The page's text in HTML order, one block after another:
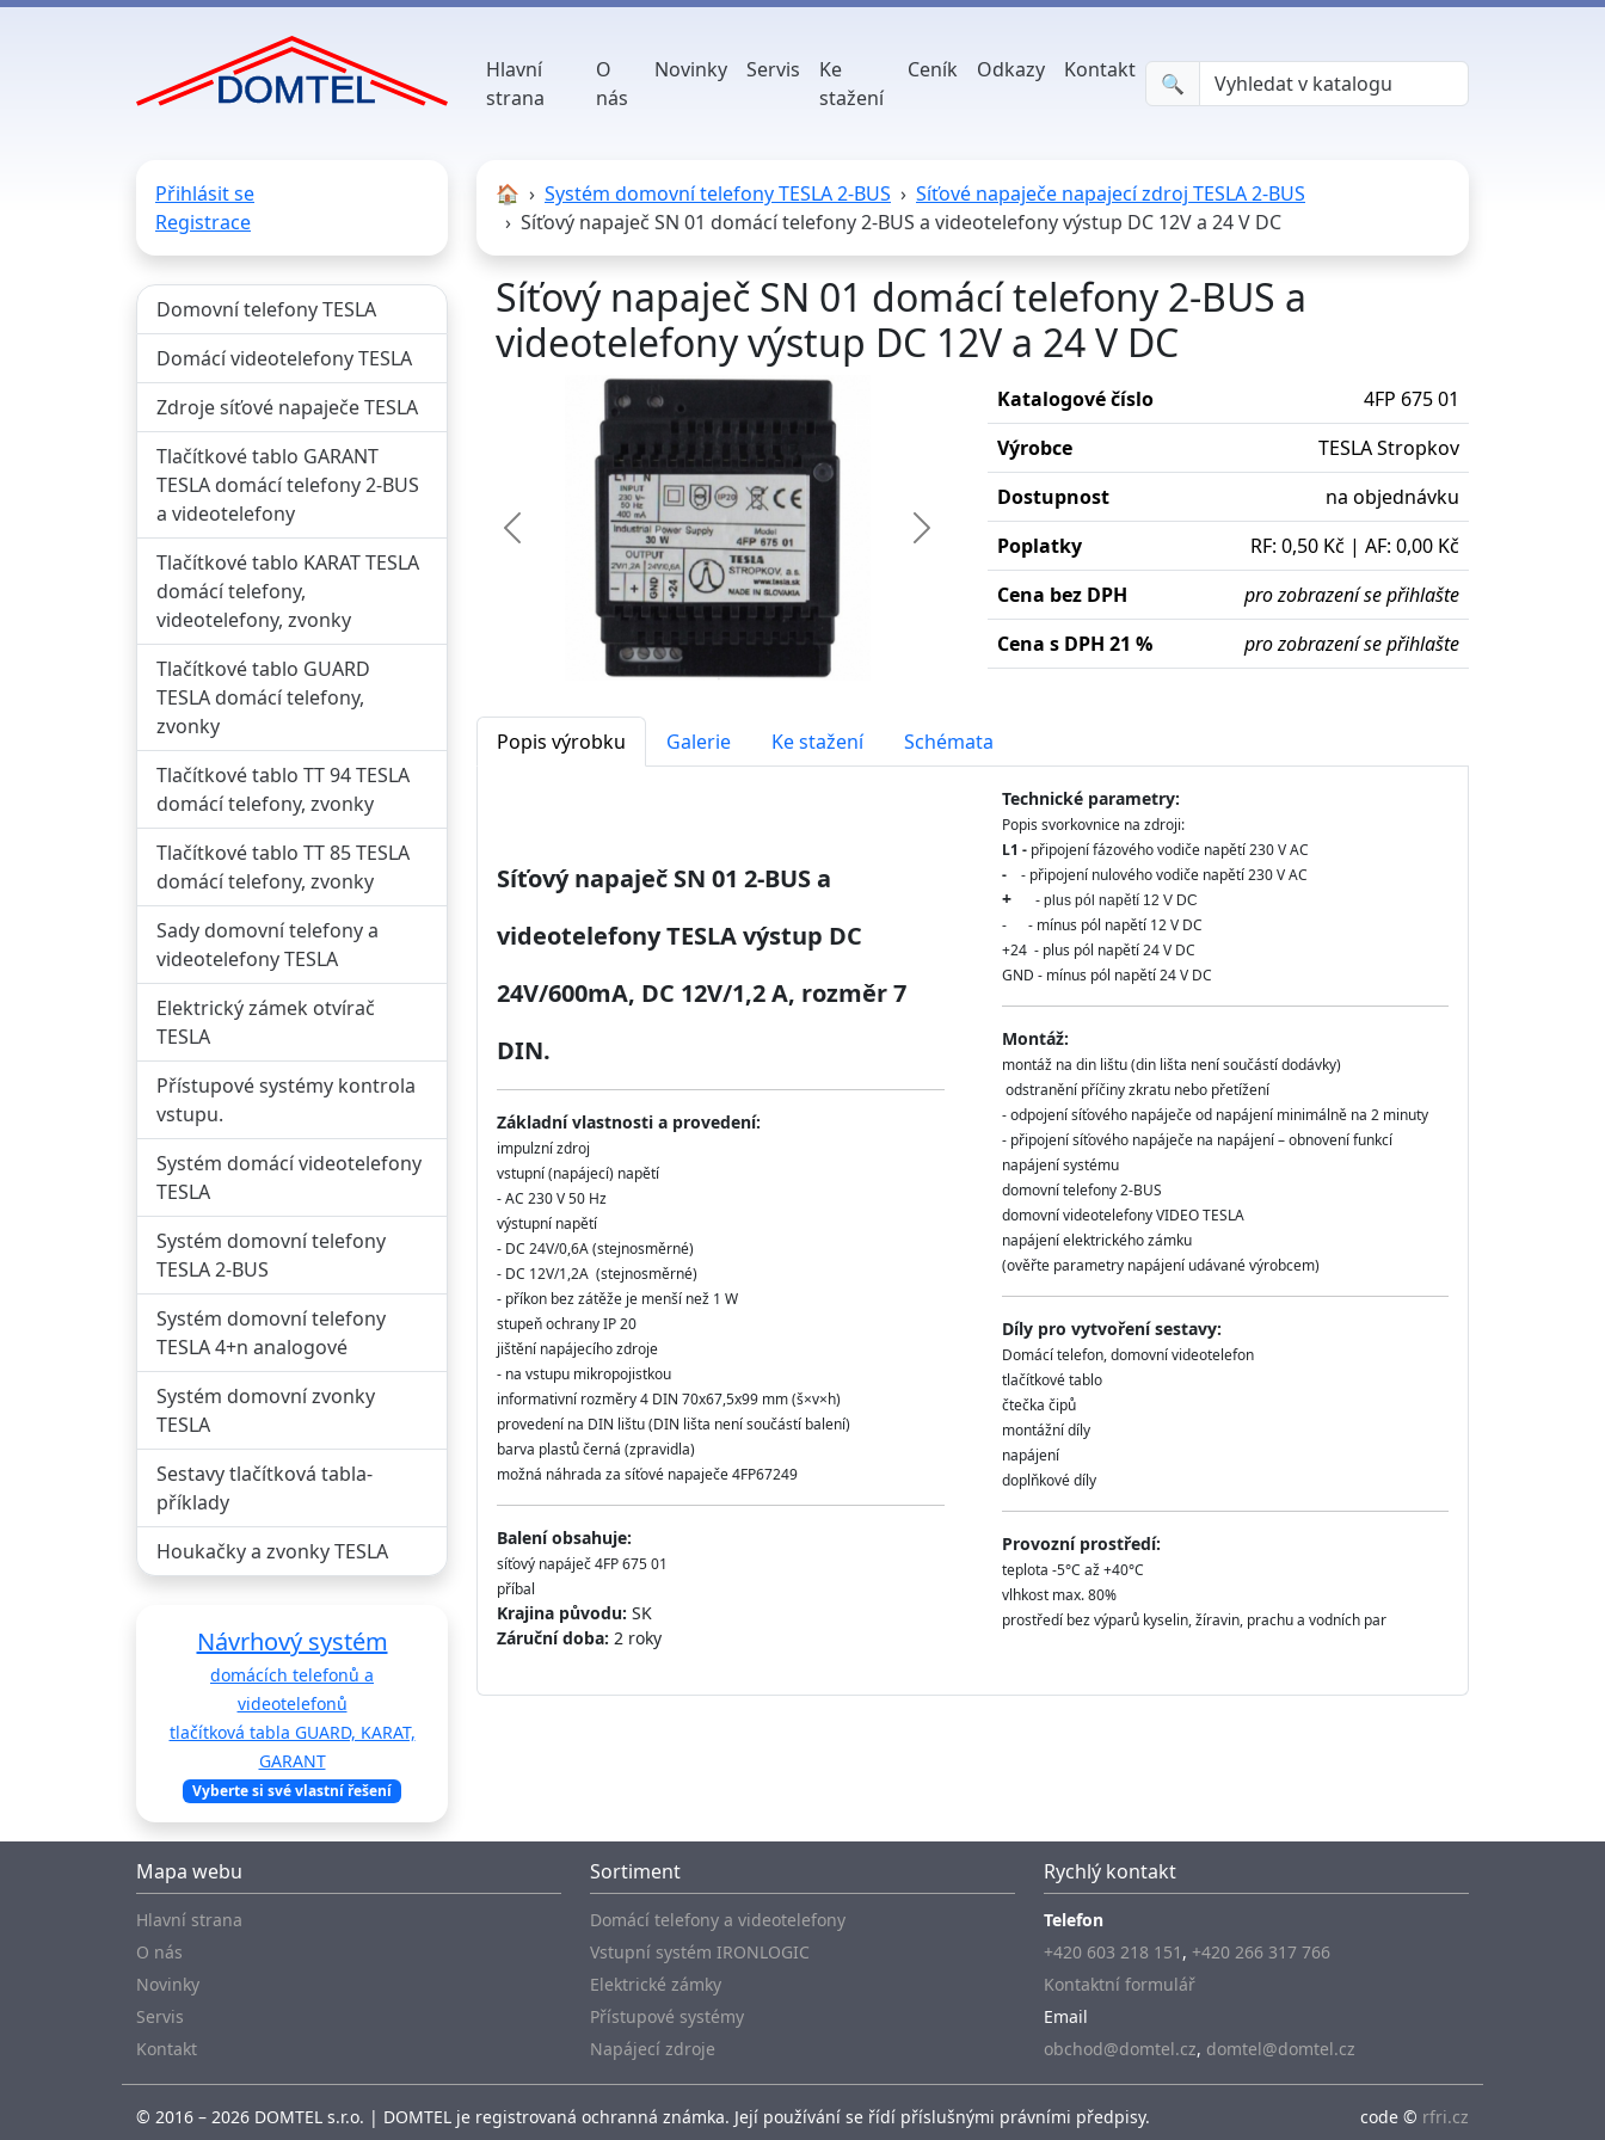
Hlavní
strana
O
nás
Novinky Servis
Ke
stažení
Ceník Odkazy Kontakt
🔍︎
Přihlásit se
Registrace
Domovní telefony TESLA
Domácí videotelefony TESLA
Zdroje síťové napaječe TESLA
Tlačítkové tablo GARANT
TESLA domácí telefony 2-BUS
a videotelefony
Tlačítkové tablo KARAT TESLA
domácí telefony,
videotelefony, zvonky
Tlačítkové tablo GUARD
TESLA domácí telefony,
zvonky
Tlačítkové tablo TT 94 TESLA
domácí telefony, zvonky
Tlačítkové tablo TT 85 TESLA
domácí telefony, zvonky
Sady domovní telefony a
videotelefony TESLA
Elektrický zámek otvírač
TESLA
Přístupové systémy kontrola
vstupu.
Systém domácí videotelefony
TESLA
Systém domovní telefony
TESLA 2-BUS
Systém domovní telefony
TESLA 4+n analogové
Systém domovní zvonky
TESLA
Sestavy tlačítková tabla-
příklady
Houkačky a zvonky TESLA
Návrhový systém
domácích telefonů a
videotelefonů
tlačítková tabla GUARD, KARAT,
GARANT
Vyberte si své vlastní řešení
🏠︎ Systém domovní telefony TESLA 2-BUS
Síťové napaječe napajecí zdroj TESLA 2-BUS
Síťový napaječ SN 01 domácí telefony 2-BUS a videotelefony výstup DC 12V a 24 V DC
Síťový napaječ SN 01 domácí telefony 2-BUS a
videotelefony výstup DC 12V a 24 V DC
Předchozí Další
Katalogové číslo
4FP 675 01
Výrobce
TESLA Stropkov
Dostupnost
na objednávku
Poplatky
RF: 0,50 Kč | AF: 0,00 Kč
Cena bez DPH
pro zobrazení se přihlašte
Cena s DPH 21 %
pro zobrazení se přihlašte
Popis výrobku Galerie Ke stažení Schémata
Síťový napaječ SN 01 2-BUS a
videotelefony TESLA výstup DC
24V/600mA, DC 12V/1,2 A, rozměr 7
DIN.
Základní vlastnosti a provedení:
impulzní zdroj
vstupní (napájecí) napětí
- AC 230 V 50 Hz
výstupní napětí
- DC 24V/0,6A (stejnosměrné)
- DC 12V/1,2A (stejnosměrné)
- příkon bez zátěže je menší než 1 W
stupeň ochrany IP 20
jištění napájecího zdroje
- na vstupu mikropojistkou
informativní rozměry 4 DIN 70x67,5x99 mm (š×v×h)
provedení na DIN lištu (DIN lišta není součástí balení)
barva plastů černá (zpravidla)
možná náhrada za síťové napaječe 4FP67249
Balení obsahuje:
síťový napáječ 4FP 675 01
příbal
Krajina původu: SK
Záruční doba: 2 roky
Technické parametry:
Popis svorkovnice na zdroji:
L1 -připojení fázového vodiče napětí 230 V AC
- - připojení nulového vodiče napětí 230 V AC
+ - plus pól napětí 12 V DC
- - mínus pól napětí 12 V DC
+24 - plus pól napětí 24 V DC
GND - mínus pól napětí 24 V DC
Montáž:
montáž na din lištu (din lišta není součástí dodávky)
odstranění příčiny zkratu nebo přetížení
- odpojení síťového napáječe od napájení minimálně na 2 minuty
- připojení síťového napáječe na napájení – obnovení funkcí
napájení systému
domovní telefony 2-BUS
domovní videotelefony VIDEO TESLA
napájení elektrického zámku
(ověřte parametry napájení udávané výrobcem)
Díly pro vytvoření sestavy:
Domácí telefon, domovní videotelefon
tlačítkové tablo
čtečka čipů
montážní díly
napájení
doplňkové díly
Provozní prostředí:
teplota -5°C až +40°C
vlhkost max. 80%
prostředí bez výparů kyselin, žíravin, prachu a vodních par
Mapa webu
Hlavní strana
O nás
Novinky
Servis
Kontakt
Sortiment
Domácí telefony a videotelefony
Vstupní systém IRONLOGIC
Elektrické zámky
Přístupové systémy
Napájecí zdroje
Rychlý kontakt
Telefon
+420 603 218 151 , +420 266 317 766
Kontaktní formulář
Email
obchod@domtel.cz, domtel@domtel.cz
© 2016 – 2026 DOMTEL s.r.o. | DOMTEL je registrovaná ochranná známka. Její používání se řídí příslušnými právními předpisy. code © rfri.cz